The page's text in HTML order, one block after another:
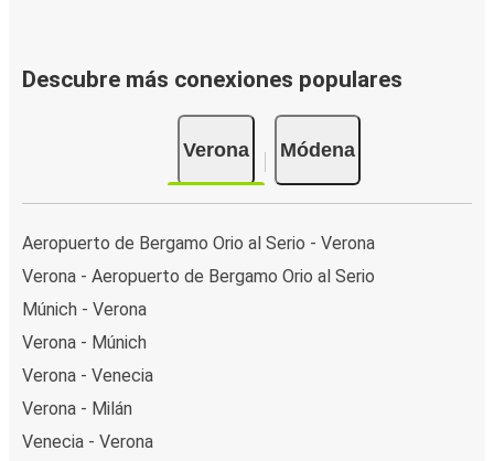
Descubre más conexiones populares
Verona Módena
Aeropuerto de Bergamo Orio al Serio - Verona
Verona - Aeropuerto de Bergamo Orio al Serio
Múnich - Verona
Verona - Múnich
Verona - Venecia
Verona - Milán
Venecia - Verona